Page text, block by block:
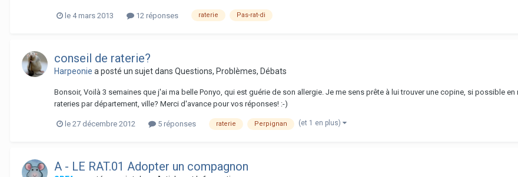
le 4 mars 2013 12 réponses raterie Pas-rat-di
conseil de raterie?
Harpeonie a posté un sujet dans Questions, Problèmes, Débats
Bonsoir, Voilà 3 semaines que j'ai ma belle Ponyo, qui est guérie de son allergie. Je me sens prête à lui trouver une copine, si possible
rateries par département, ville? Merci d'avance pour vos réponses! :-)
le 27 décembre 2012 5 réponses raterie Perpignan (et 1 en plus)
A - LE RAT.01 Adopter un compagnon